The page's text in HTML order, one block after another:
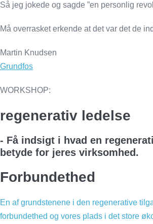
Så jeg jokede og sagde ”en personlig
Må overrasket erkende at det var det de
Martin Knudsen
Grundfos
WORKSHOP:
regenerativ ledelse
- Få indsigt i hvad en
betyde for jeres virksomhed.
Forbundethed
En af grundstenene i den regenerative
forbundethed og vores plads i det store